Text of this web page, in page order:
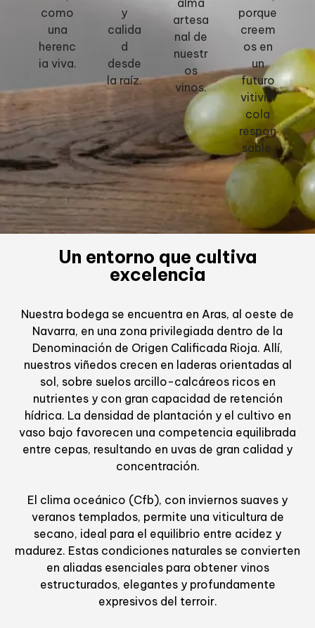
como
una
herenc
ia viva.
y
calida
d
desde
la raíz.
artesa
nal de
nuestr
os
vinos.
porque
creem
os en
un
futuro
vitiviní
cola
respon
sable.
Un entorno que cultiva
excelencia
Nuestra bodega se encuentra en Aras, al oeste de
Navarra, en una zona privilegiada dentro de la
Denominación de Origen Calificada Rioja. Allí,
nuestros viñedos crecen en laderas orientadas al
sol, sobre suelos arcillo-calcáreos ricos en
nutrientes y con gran capacidad de retención
hídrica. La densidad de plantación y el cultivo en
vaso bajo favorecen una competencia equilibrada
entre cepas, resultando en uvas de gran calidad y
concentración.
El clima oceánico (Cfb), con inviernos suaves y
veranos templados, permite una viticultura de
secano, ideal para el equilibrio entre acidez y
madurez. Estas condiciones naturales se convierten
en aliadas esenciales para obtener vinos
estructurados, elegantes y profundamente
expresivos del terroir.